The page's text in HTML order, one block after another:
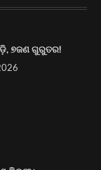
୭ଜଣ ଗୁରୁତର!
୫୮ ତମ